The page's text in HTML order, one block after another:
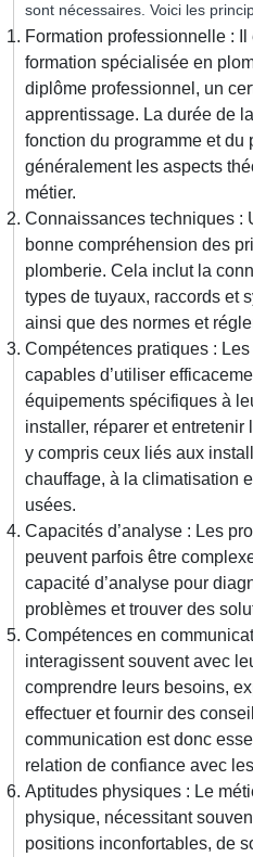
sont nécessaires. Voici les
Formation professionnelle :
formation spécialisée en
diplôme professionnel, un
apprentissage. La durée de
fonction du programme et du
généralement les aspects
métier.
Connaissances techniques :
bonne compréhension des
plomberie. Cela inclut la
types de tuyaux, raccords et
ainsi que des normes et
Compétences pratiques :
capables d’utiliser
équipements spécifiques à
installer, réparer et
y compris ceux liés aux
chauffage, à la climatisation
usées.
Capacités d’analyse : Les
peuvent parfois être
capacité d’analyse pour
problèmes et trouver des
Compétences en
interagissent souvent avec
comprendre leurs besoins,
effectuer et fournir des
communication est donc
relation de confiance avec
Aptitudes physiques : Le
physique, nécessitant
positions inconfortables, de